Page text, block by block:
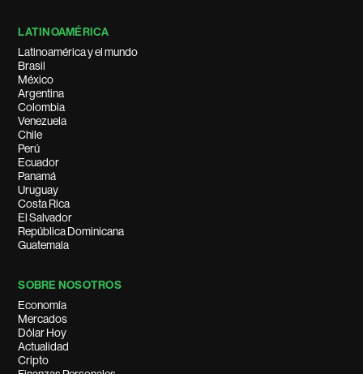
LATINOAMÉRICA
Latinoamérica y el mundo
Brasil
México
Argentina
Colombia
Venezuela
Chile
Perú
Ecuador
Panamá
Uruguay
Costa Rica
El Salvador
República Dominicana
Guatemala
SOBRE NOSOTROS
Economía
Mercados
Dólar Hoy
Actualidad
Cripto